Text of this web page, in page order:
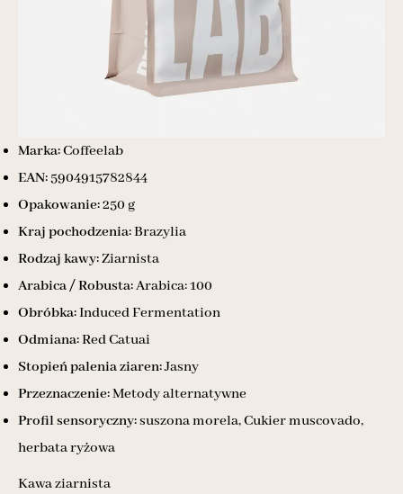
Marka:Coffeelab
EAN:5904915782844
Opakowanie:250 g
Kraj pochodzenia:Brazylia
Rodzaj kawy:Ziarnista
Arabica / Robusta:Arabica: 100
Obróbka:Induced Fermentation
Odmiana:Red Catuai
Stopień palenia ziaren:Jasny
Przeznaczenie:Metody alternatywne
Profil sensoryczny:suszona morela, Cukier muscovado,
herbata ryżowa
Kawa ziarnista